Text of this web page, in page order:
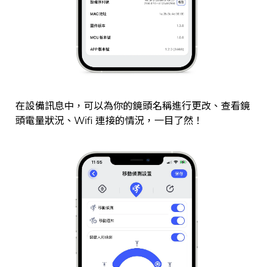
在設備訊息中，可以為你的鏡頭名稱進行更改、查看鏡
頭電量狀況、Wifi 連接的情況，一目了然！